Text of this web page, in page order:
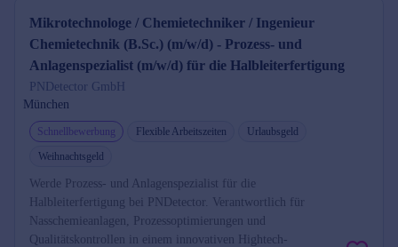
Mikrotechnologe / Chemietechniker / Ingenieur
Chemietechnik (B.Sc.) (m/w/d) - Prozess- und
Anlagenspezialist (m/w/d) für die Halbleiterfertigung
PNDetector GmbH
München
Schnellbewerbung Flexible Arbeitszeiten
Urlaubsgeld
Weihnachtsgeld
Werde Prozess- und Anlagenspezialist für die
Halbleiterfertigung bei PNDetector. Verantwortlich für
Nasschemieanlagen, Prozessoptimierungen und
Qualitätskontrollen in einem innovativen Hightech-